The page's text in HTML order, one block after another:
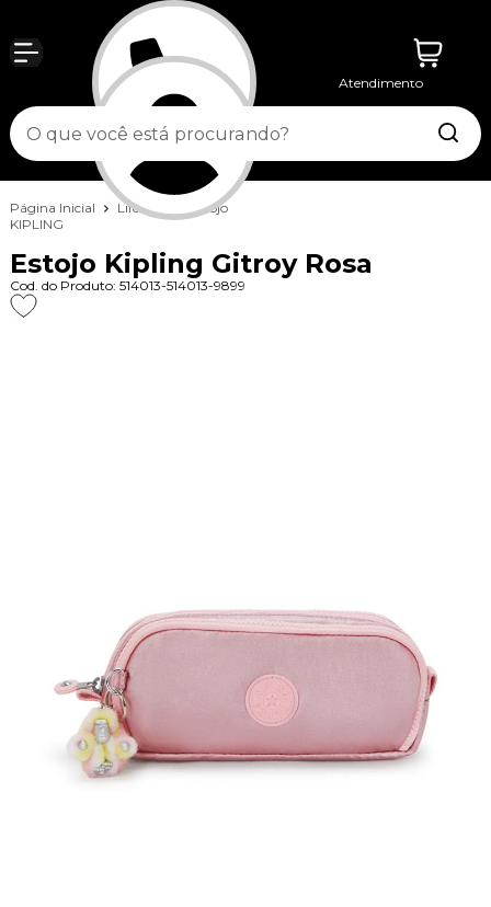
Atendimento
Página Inicial Lifestyle
Estojo
KIPLING
Estojo Kipling Gitroy Rosa
Cod. do Produto: 514013-514013-9899